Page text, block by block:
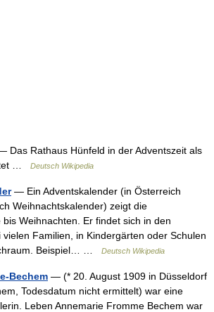
Das Rathaus Hünfeld in der Adventszeit als
…
Deutsch Wikipedia
— Ein Adventskalender (in Österreich
Weihnachtskalender) zeigt die
Weihnachten. Er findet sich in den
Familien, in Kindergärten oder Schulen
Beispiel… …
Deutsch Wikipedia
Bechem — (* 20. August 1909 in Düsseldorf
Todesdatum nicht ermittelt) war eine
Leben Annemarie Fromme Bechem war